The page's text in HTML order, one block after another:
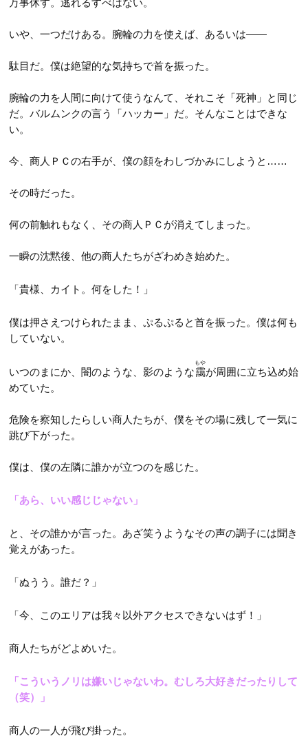
いや、一つだけある。腕輪の力を使えば、あるいは――
駄目だ。僕は絶望的な気持ちで首を振った。
腕輪の力を人間に向けて使うなんて、それこそ「死神」と同じ
だ。バルムンクの言う「ハッカー」だ。そんなことはできな
い。
今、商人ＰＣの右手が、僕の顔をわしづかみにしようと……
その時だった。
何の前触れもなく、その商人ＰＣが消えてしまった。
一瞬の沈黙後、他の商人たちがざわめき始めた。
「貴様、カイト。何をした！」
僕は押さえつけられたまま、ぷるぷると首を振った。僕は何も
していない。
いつのまにか、闇のような、影のような靄
もや
が周囲に立ち込め始
めていた。
危険を察知したらしい商人たちが、僕をその場に残して一気に
跳び下がった。
僕は、僕の左隣に誰かが立つのを感じた。
「あら、いい感じじゃない」
と、その誰かが言った。あざ笑うようなその声の調子には聞き
覚えがあった。
「ぬうう。誰だ？」
「今、このエリアは我々以外アクセスできないはず！」
商人たちがどよめいた。
「こういうノリは嫌いじゃないわ。むしろ大好きだったりして
（笑）」
商人の一人が飛び掛った。